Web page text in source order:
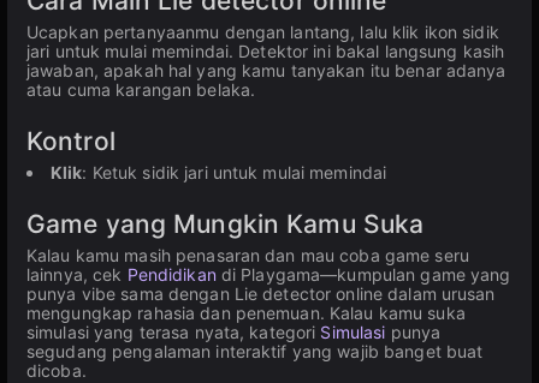
Ucapkan pertanyaanmu dengan lantang, lalu klik ikon sidik
jari untuk mulai memindai. Detektor ini bakal langsung kasih
jawaban, apakah hal yang kamu tanyakan itu benar adanya
atau cuma karangan belaka.
Kontrol
Klik: Ketuk sidik jari untuk mulai memindai
Game yang Mungkin Kamu Suka
Kalau kamu masih penasaran dan mau coba game seru
lainnya, cek Pendidikan di Playgama—kumpulan game yang
punya vibe sama dengan Lie detector online dalam urusan
mengungkap rahasia dan penemuan. Kalau kamu suka
simulasi yang terasa nyata, kategori Simulasi punya
segudang pengalaman interaktif yang wajib banget buat
dicoba.